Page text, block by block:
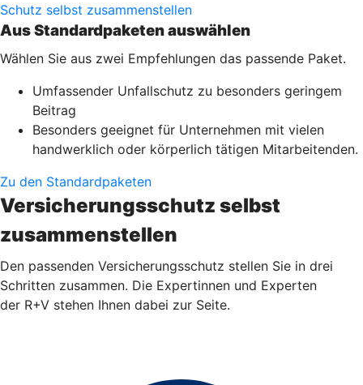
Schutz selbst zusammenstellen
Aus Standardpaketen auswählen
Wählen Sie aus zwei Empfehlungen das passende Paket.
Umfassender Unfallschutz zu besonders geringem
Beitrag
Besonders geeignet für Unternehmen mit vielen
handwerklich oder körperlich tätigen Mitarbeitenden.
Zu den Standardpaketen
Versicherungsschutz selbst
zusammenstellen
Den passenden Versicherungsschutz stellen Sie in drei
Schritten zusammen. Die Expertinnen und Experten
der R+V stehen Ihnen dabei zur Seite.